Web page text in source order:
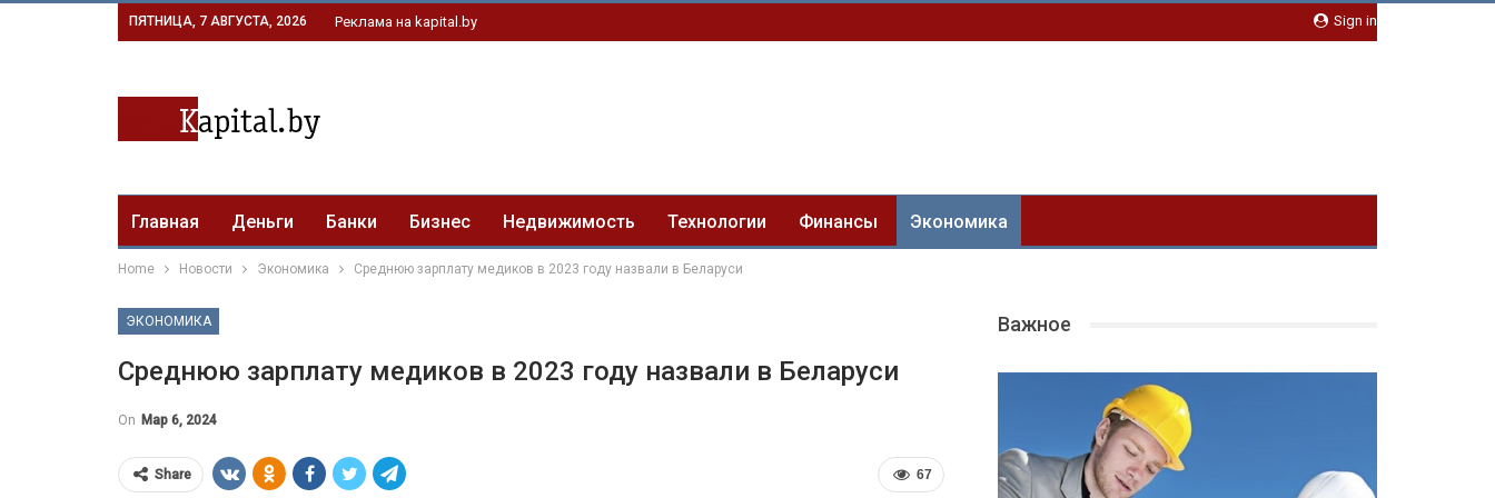
Sign in
ПЯТНИЦА, 7 АВГУСТА, 2026 Реклама на kapital.by
Главная Деньги Банки Бизнес Недвижимость Технологии Финансы Экономика
Home Новости Экономика Среднюю зарплату медиков в 2023 году назвали в Беларуси
ЭКОНОМИКА
Среднюю зарплату медиков в 2023 году назвали в Беларуси
On Мар 6, 2024
67
Share
Важное